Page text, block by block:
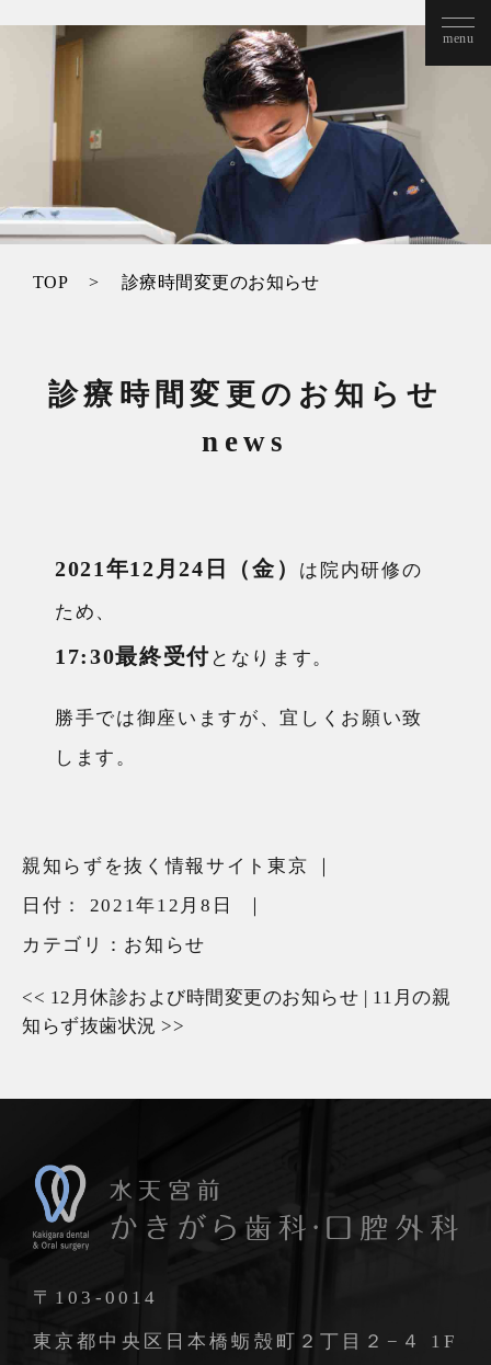
TOP 診療時間変更のお知らせ
診療時間変更のお知らせ
news
2021年12月24日（金）
は院内研修の
ため、
17:30最終受付 となります。
勝手では御座いますが、宜しくお願い致
します。
親知らずを抜く情報サイト東京 ｜
日付： 2021年12月8日
｜
カテゴリ： お知らせ
<< 12月休診および時間変更のお知らせ | 11月の親
知らず抜歯状況>>
〒103-0014
東京都中央区日本橋蛎殻町２丁目２−４ 1F